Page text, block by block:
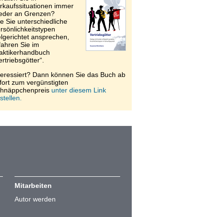
immer
an Grenzen?
Sie unterschiedliche
ansprechen,
Sie im
Dann können Sie das Buch ab
zum vergünstigten
unter diesem Link
Mitarbeiten
Autor werden